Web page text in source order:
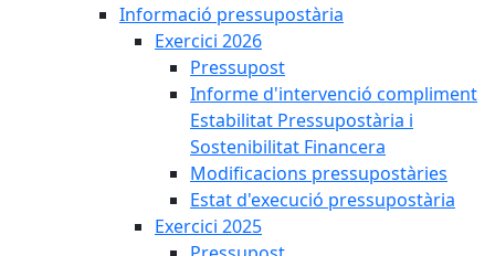
Informació pressupostària
Exercici 2026
Pressupost
Informe d'intervenció compliment
Estabilitat Pressupostària i
Sostenibilitat Financera
Modificacions pressupostàries
Estat d'execució pressupostària
Exercici 2025